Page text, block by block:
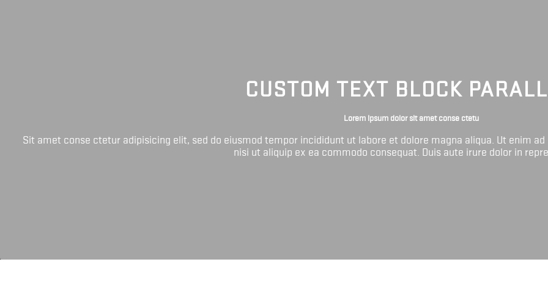
CUSTOM TEXT BLOCK
Lorem ipsum dolor sit amet conse ctetu
Sit amet conse ctetur adipisicing elit, sed do eiusmod tempor incididunt ut labore et dolore magna aliqua. Ut enim
nisi ut aliquip ex ea commodo consequat. Duis aute irure dolor in